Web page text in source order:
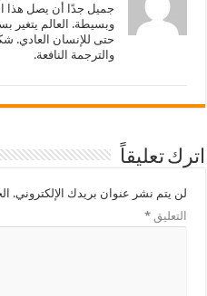
جميل جدًا أن يصل هذا
وبسيطة. العالم يتغير
حتى للإنسان العادي.
والترجمة النافعة.
اترك تعليقاً
لن يتم نشر عنوان بريدك الإلكتروني.
التعليق*